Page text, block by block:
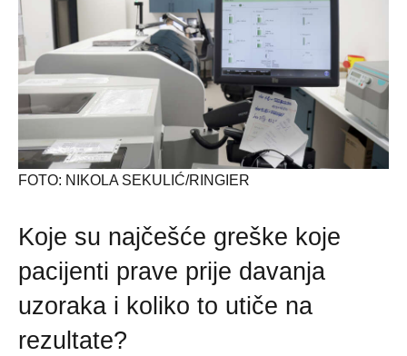
FOTO: NIKOLA SEKULIĆ/RINGIER
Koje su najčešće greške koje
pacijenti prave prije davanja
uzoraka i koliko to utiče na
rezultate?